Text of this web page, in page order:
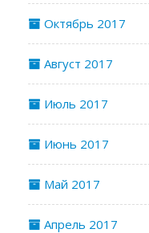
Октябрь 2017
Август 2017
Июль 2017
Июнь 2017
Май 2017
Апрель 2017